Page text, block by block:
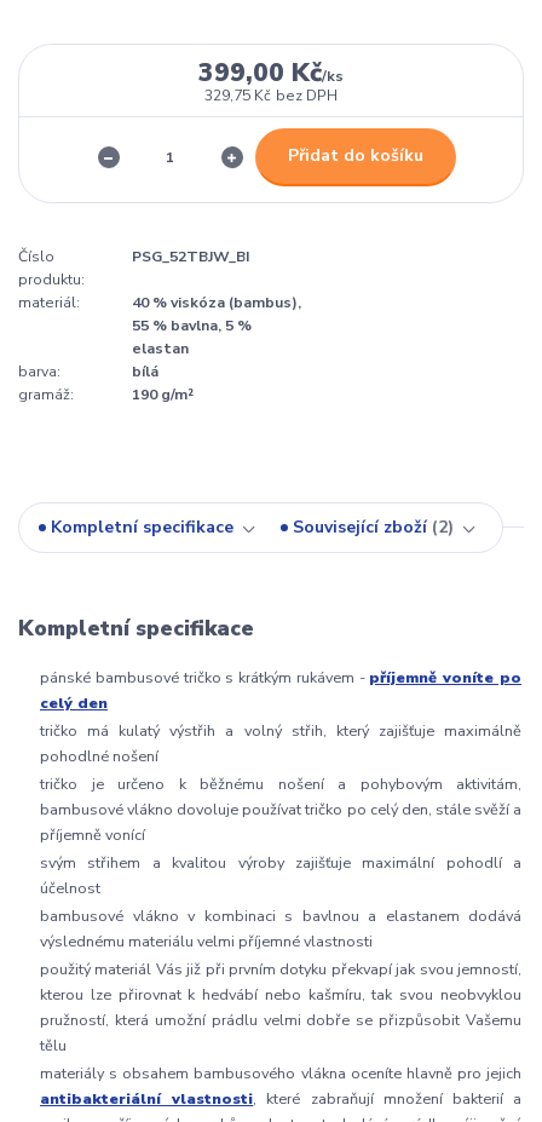
399,00 Kč/ks
329,75 Kč bez DPH
Přidat do košíku
Číslo
produktu:
PSG_52TBJW_BI
materiál:
40 % viskóza (bambus),
55 % bavlna, 5 %
elastan
barva:
bílá
gramáž:
190 g/m²
Kompletní specifikace Související zboží 2
Kompletní specifikace
pánské bambusové tričko s krátkým rukávem - příjemně voníte po
celý den
tričko má kulatý výstřih a volný střih, který zajišťuje maximálně
pohodlné nošení
tričko je určeno k běžnému nošení a pohybovým aktivitám,
bambusové vlákno dovoluje používat tričko po celý den, stále svěží a
příjemně vonící
svým střihem a kvalitou výroby zajišťuje maximální pohodlí a
účelnost
bambusové vlákno v kombinaci s bavlnou a elastanem dodává
výslednému materiálu velmi příjemné vlastnosti
použitý materiál Vás již při prvním dotyku překvapí jak svou jemností,
kterou lze přirovnat k hedvábí nebo kašmíru, tak svou neobvyklou
pružností, která umožní prádlu velmi dobře se přizpůsobit Vašemu
tělu
materiály s obsahem bambusového vlákna oceníte hlavně pro jejich
antibakteriální vlastnosti, které zabraňují množení bakterií a